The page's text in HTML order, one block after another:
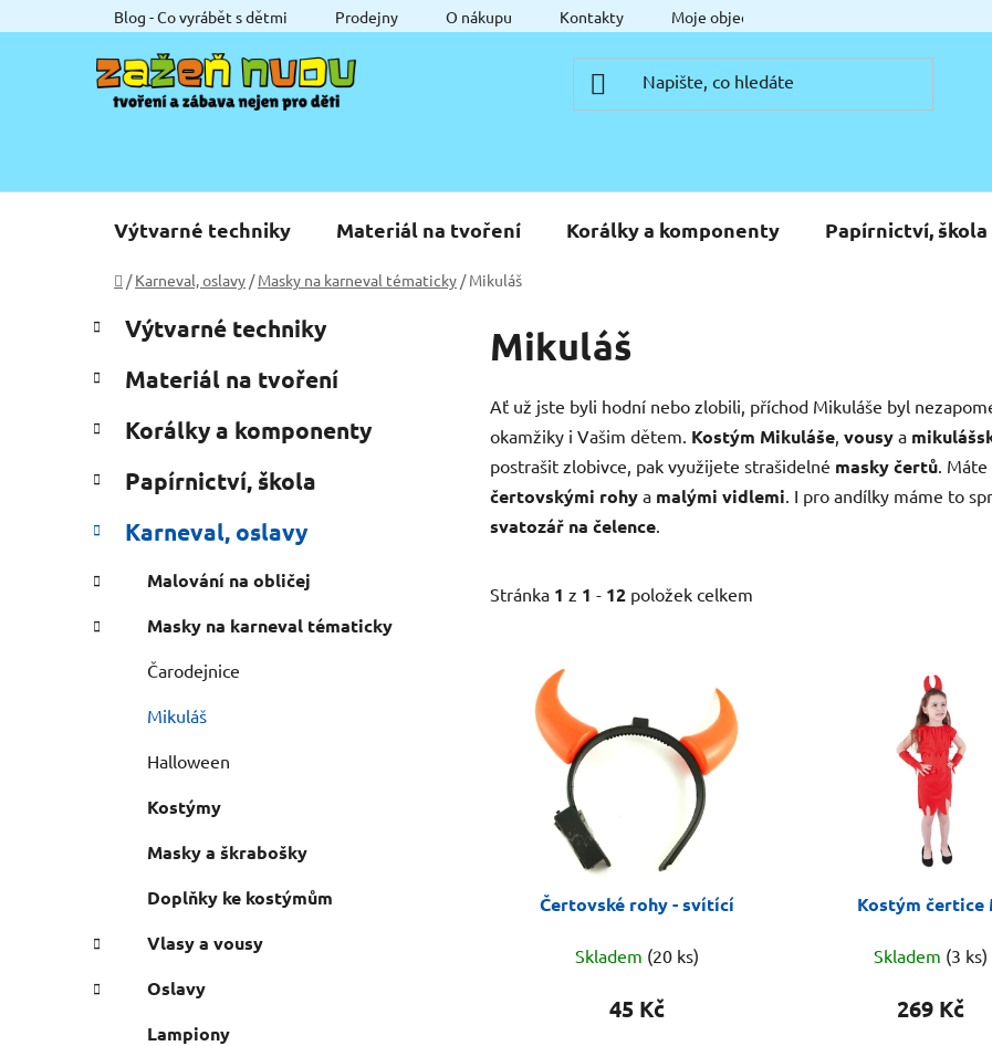
na
Blog - Co vyrábět s dětmi Prodejny O nákupu Kontakty Moje objednávka
Výtvarné techniky Materiál na tvoření Korálky a komponenty Papírnictví, škola
Domů
/ Karneval, oslavy / Masky na karneval tématicky / Mikuláš
P
o
s
r
n
n
í
p
n
Přeskočit
kategorie
a
e
o
i
Výtvarné techniky
Materiál na tvoření
Korálky a komponenty
Papírnictví, škola
Karneval, oslavy
Malování na obličej
Masky na karneval tématicky
Čarodejnice
Mikuláš
Halloween
Kostýmy
Masky a škrabošky
Doplňky ke kostýmům
Vlasy a vousy
Oslavy
Lampiony
Mikuláš
Ať už jste byli hodní nebo zlobili, příchod Mikuláše byl
okamžiky i Vašim dětem. Kostým Mikuláše vousy a
postrašit zlobivce, pak využijete strašidelné masky čertů .
čertovskými rohy a malými vidlemi . I pro andílky máme to
svatozář na čelence
Stránka 1 z 1 - 12 položek celkem
Čertovské rohy - svítící
Skladem (20 ks)
45 Kč
Kostým čertice
Skladem (3 ks)
269 Kč